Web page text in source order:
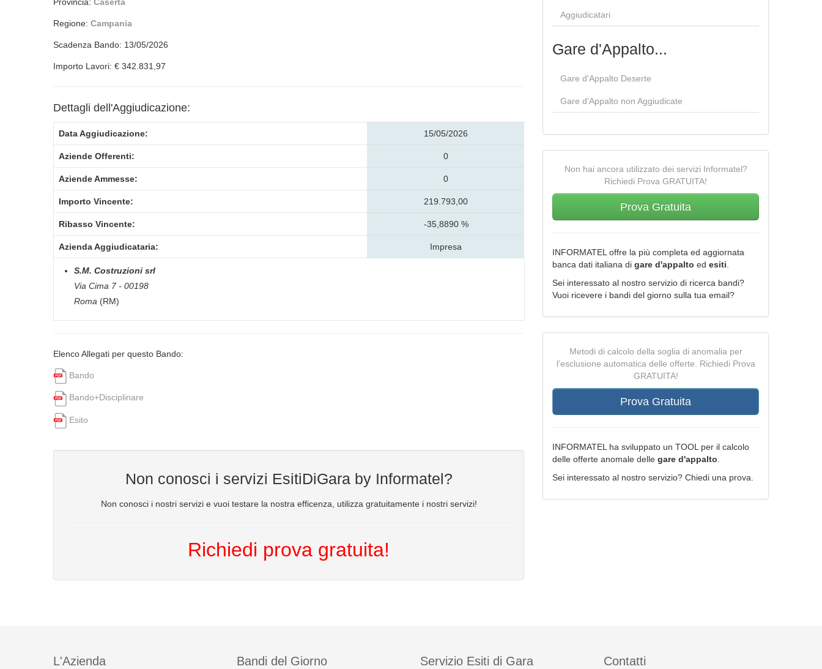
Regione: Campania
Scadenza Bando: 13/05/2026
Importo Lavori: € 342.831,97
Dettagli dell'Aggiudicazione:
Data Aggiudicazione: 15/05/2026
Aziende Offerenti: 0
Aziende Ammesse: 0
Importo Vincente: 219.793,00
Ribasso Vincente: -35,8890 %
Azienda Aggiudicataria: Impresa
S.M. Costruzioni srl
Via Cima 7 - 00198
Roma (RM)
Elenco Allegati per questo Bando:
Bando
Bando+Disciplinare
Esito
Non conosci i servizi EsitiDiGara by Informatel?
Non conosci i nostri servizi e vuoi testare la nostra efficenza, utilizza gratuitamente i nostri servizi!
Richiedi prova gratuita!
Aggiudicatari
Gare d'Appalto...
Gare d'Appalto Deserte
Gare d'Appalto non Aggiudicate
Non hai ancora utilizzato dei servizi Informatel?
Richiedi Prova GRATUITA!
Prova Gratuita
INFORMATEL offre la più completa ed aggiornata
banca dati italiana di gare d'appalto ed esiti
Sei interessato al nostro servizio di ricerca bandi?
Vuoi ricevere i bandi del giorno sulla tua email?
Metodi di calcolo della soglia di anomalia per
l’esclusione automatica delle offerte. Richiedi Prova
GRATUITA!
Prova Gratuita
INFORMATEL ha sviluppato un TOOL per il calcolo
delle offerte anomale delle gare d'appalto
Sei interessato al nostro servizio? Chiedi una prova.
L'Azienda Bandi del Giorno Servizio Esiti di Gara Contatti